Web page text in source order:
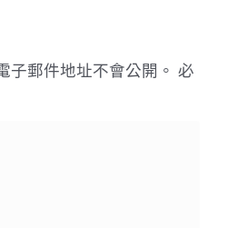
子郵件地址不會公開。 必